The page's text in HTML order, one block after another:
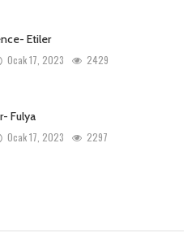
Etiler
Ocak 17, 2023 2429
Fulya
Ocak 17, 2023 2297